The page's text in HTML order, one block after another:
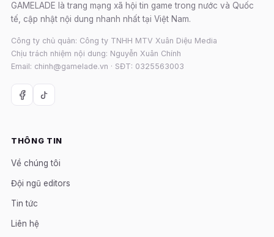
GAMELADE là trang mạng xã hội tin game trong nước và Quốc
tế, cập nhật nội dung nhanh nhất tại Việt Nam.
Công ty chủ quản: Công ty TNHH MTV Xuân Diệu Media
Chịu trách nhiệm nội dung: Nguyễn Xuân Chính
Email: chinh@gamelade.vn · SĐT: 0325563003
THÔNG TIN
Về chúng tôi
Đội ngũ editors
Tin tức
Liên hệ